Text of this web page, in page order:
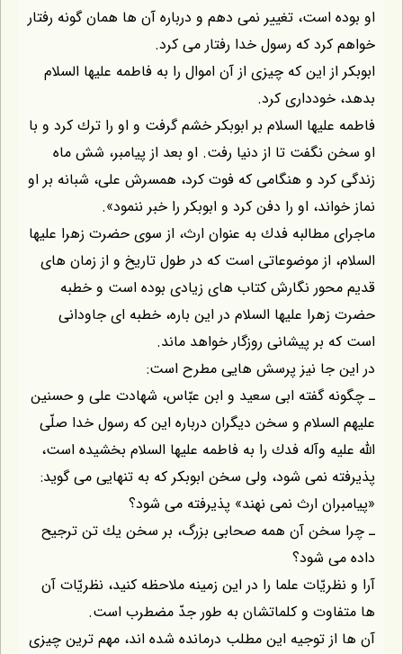
او بوده است، تغيير نمى دهم و درباره آن ها همان گونه رفتار
خواهم كرد كه رسول خدا رفتار مى كرد.
ابوبكر از اين كه چيزى از آن اموال را به فاطمه عليها السلام
بدهد، خوددارى كرد.
فاطمه عليها السلام بر ابوبكر خشم گرفت و او را ترك كرد و با
او سخن نگفت تا از دنيا رفت. او بعد از پيامبر، شش ماه
زندگى كرد و هنگامى كه فوت كرد، همسرش على، شبانه بر او
نماز خواند، او را دفن كرد و ابوبكر را خبر ننمود».
ماجراى مطالبه فدك به عنوان ارث، از سوى حضرت زهرا عليها
السلام، از موضوعاتى است كه در طول تاريخ و از زمان هاى
قديم محور نگارش كتاب هاى زيادى بوده است و خطبه
حضرت زهرا عليها السلام در اين باره، خطبه اى جاودانى
است كه بر پيشانى روزگار خواهد ماند.
در اين جا نيز پرسش هايى مطرح است:
ـ چگونه گفته ابى سعيد و ابن عبّاس، شهادت على و حسنين
عليهم السلام و سخن ديگران درباره اين كه رسول خدا صلّى
اللّه عليه وآله فدك را به فاطمه عليها السلام بخشيده است،
پذيرفته نمى شود، ولى سخن ابوبكر كه به تنهايى مى گويد:
«پيامبران ارث نمى نهند» پذيرفته مى شود؟
ـ چرا سخن آن همه صحابى بزرگ، بر سخن يك تن ترجيح
داده مى شود؟
آرا و نظريّات علما را در اين زمينه ملاحظه كنيد، نظريّات آن
ها متفاوت و كلماتشان به طور جدّ مضطرب است.
آن ها از توجيه اين مطلب درمانده شده اند، مهم ترين چيزى